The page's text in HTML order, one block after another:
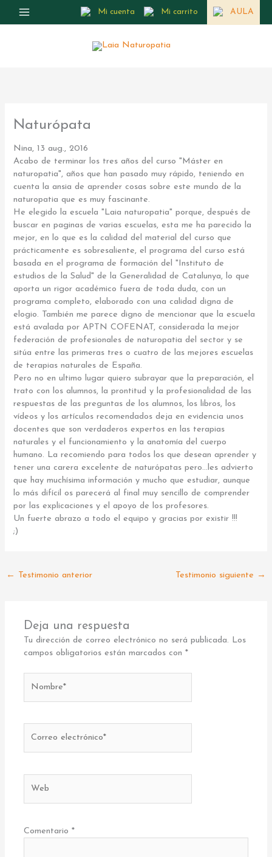
Mi cuenta Mi carrito AULA
Naturópata
Nina, 13 aug., 2016
Acabo de terminar los tres años del curso "Máster en
naturopatia", años que han pasado muy rápido, teniendo en
cuenta la ansia de aprender cosas sobre este mundo de la
naturopatia que es muy fascinante.
He elegido la escuela "Laia naturopatia" porque, después de
buscar en paginas de varias escuelas, esta me ha parecido la
mejor, en lo que es la calidad del material del curso que
prácticamente es sobresaliente, el programa del curso está
basada en el programa de formación del "Instituto de
estudios de la Salud" de la Generalidad de Catalunya, lo que
aporta un rigor académico fuera de toda duda, con un
programa completo, elaborado con una calidad digna de
elogio. También me parece digno de mencionar que la escuela
está avalada por APTN COFENAT, considerada la mejor
federación de profesionales de naturopatia del sector y se
sitúa entre las primeras tres o cuatro de las mejores escuelas
de terapias naturales de España.
Pero no en ultimo lugar quiero subrayar que la preparación, el
trato con los alumnos, la prontitud y la profesionalidad de las
respuestas de las preguntas de los alumnos, los libros, los
vídeos y los artículos recomendados deja en evidencia unos
docentes que son verdaderos expertos en las terapias
naturales y el funcionamiento y la anatomía del cuerpo
humano. La recomiendo para todos los que desean aprender y
tener una carera excelente de naturópatas pero…les advierto
que hay muchísima información y mucho que estudiar, aunque
lo más difícil os parecerá al final muy sencillo de comprender
por las explicaciones y el apoyo de los profesores.
Un fuerte abrazo a todo el equipo y gracias por existir !!!
;)
← Testimonio anterior Testimonio siguiente →
Deja una respuesta
Tu dirección de correo electrónico no será publicada. Los
campos obligatorios están marcados con*
electrónico*
Comentario*